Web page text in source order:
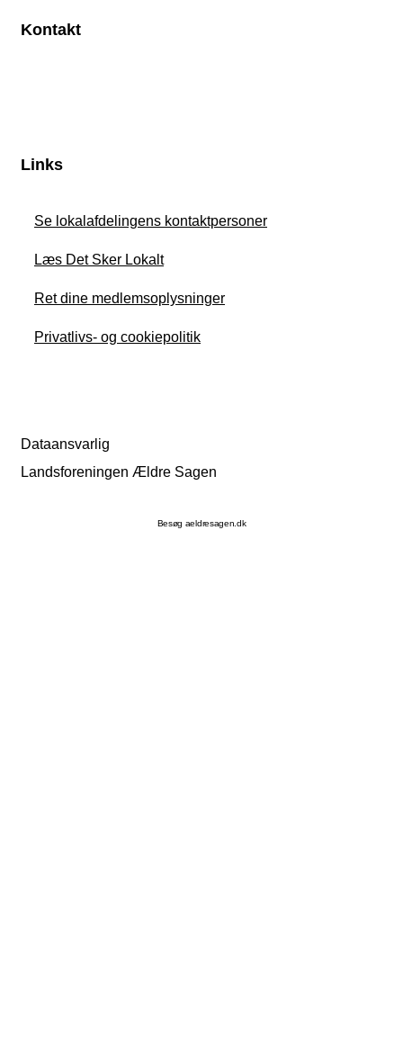
Kontakt
Links
Se lokalafdelingens kontaktpersoner
Læs Det Sker Lokalt
Ret dine medlemsoplysninger
Privatlivs- og cookiepolitik
Dataansvarlig
Landsforeningen Ældre Sagen
Besøg aeldresagen.dk